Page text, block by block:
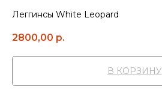
Леггинсы White Leopard
2800,00 р.
В КОРЗИНУ